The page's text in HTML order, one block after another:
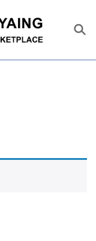
Marketplace
business solutions.